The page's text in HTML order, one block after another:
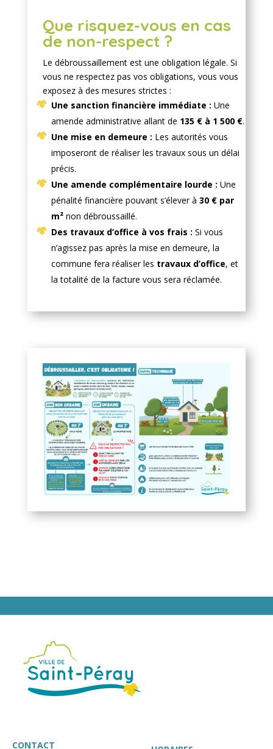
Que risquez-vous en cas
de non-respect ?
Le débroussaillement est une obligation légale. Si
vous ne respectez pas vos obligations, vous vous
exposez à des mesures strictes :
Une sanction financière immédiate : Une
amende administrative allant de 135 € à 1 500 €.
Une mise en demeure : Les autorités vous
imposeront de réaliser les travaux sous un délai
précis.
Une amende complémentaire lourde : Une
pénalité financière pouvant s’élever à 30 € par
m²non débroussaillé.
Des travaux d’office à vos frais : Si vous
n’agissez pas après la mise en demeure, la
commune fera réaliser les travaux d’office, et
la totalité de la facture vous sera réclamée.
CONTACT